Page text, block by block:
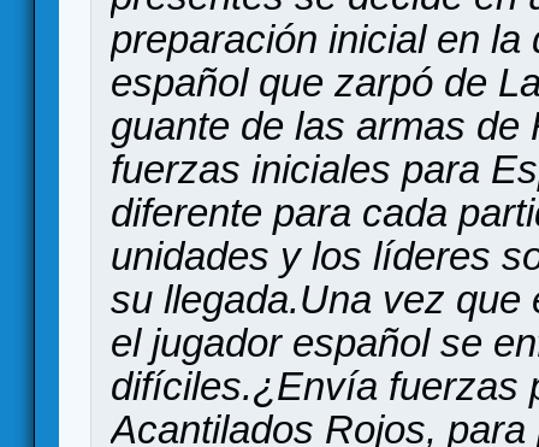
preparación inicial en la
español que zarpó de
guante de las armas
fuerzas iniciales para
diferente para cada
unidades y los líderes
su llegada.Una vez
el jugador español se
difíciles.¿Envía fuerzas
Acantilados Rojos,